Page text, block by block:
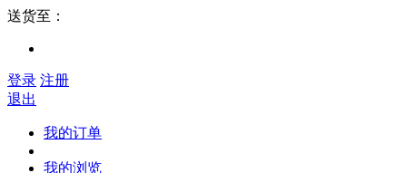
送货至：
登录 注册
退出
我的订单
我的浏览